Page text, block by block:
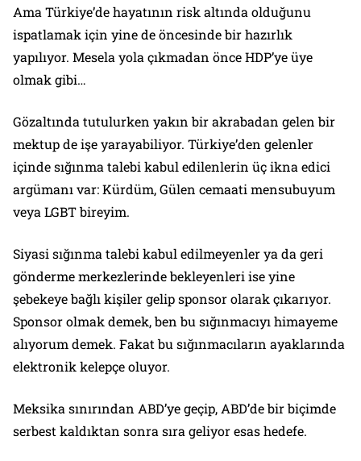
Ama Türkiye’de hayatının risk altında olduğunu
ispatlamak için yine de öncesinde bir hazırlık
yapılıyor. Mesela yola çıkmadan önce HDP’ye üye
olmak gibi…
Gözaltında tutulurken yakın bir akrabadan gelen bir
mektup de işe yarayabiliyor. Türkiye’den gelenler
içinde sığınma talebi kabul edilenlerin üç ikna edici
argümanı var: Kürdüm, Gülen cemaati mensubuyum
veya LGBT bireyim.
Siyasi sığınma talebi kabul edilmeyenler ya da geri
gönderme merkezlerinde bekleyenleri ise yine
şebekeye bağlı kişiler gelip sponsor olarak çıkarıyor.
Sponsor olmak demek, ben bu sığınmacıyı himayeme
alıyorum demek. Fakat bu sığınmacıların ayaklarında
elektronik kelepçe oluyor.
Meksika sınırından ABD’ye geçip, ABD’de bir biçimde
serbest kaldıktan sonra sıra geliyor esas hedefe.